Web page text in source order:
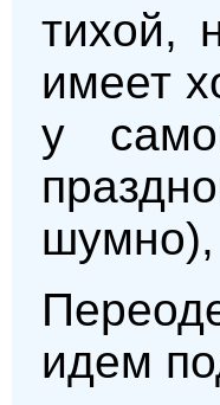
тихой,
имеет
у
шумно),
идем